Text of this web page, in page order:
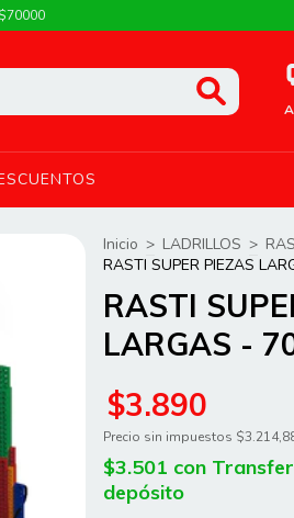
Inicio > LADRILLOS >
RASTI SUPER PIEZAS
RASTI
LARGAS -
$3.890
Precio sin impuestos
$3.501 con
depósito